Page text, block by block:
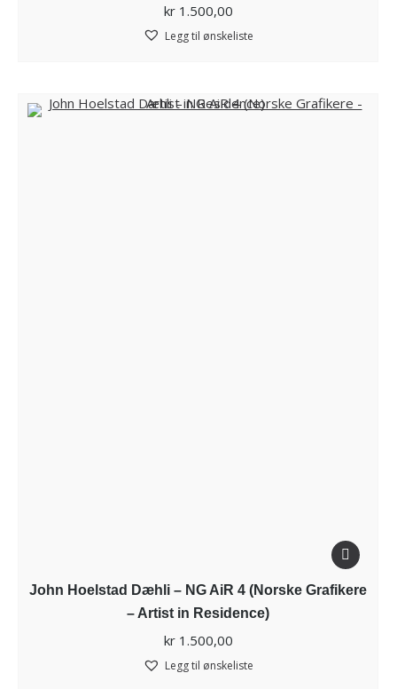
kr1.500,00
Legg til ønskeliste
John Hoelstad Dæhli – NG AiR 4 (Norske Grafikere
– Artist in Residence)
kr1.500,00
Legg til ønskeliste